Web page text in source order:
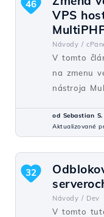
VPS
Návody /
V tomto
na zmenu
nástroja
46
od Sebastian S.
Aktualizované
Návody / Dev
V tomto
32